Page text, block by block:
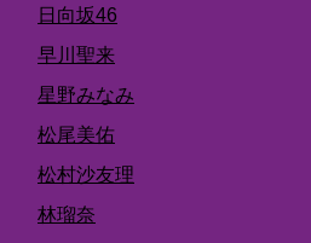
日向坂46
早川聖来
星野みなみ
松尾美佑
松村沙友理
林瑠奈